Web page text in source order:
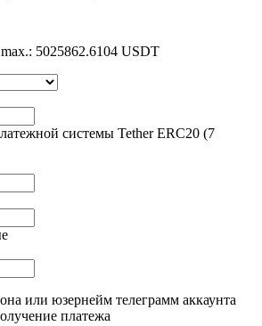
max.: 5025862.6104 USDT
системы Tether ERC20 (7
или юзернейм телеграмм аккаунта
платежа